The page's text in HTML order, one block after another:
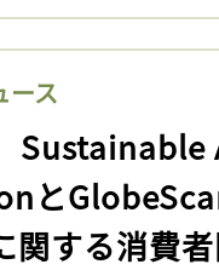
ース
と
関する消費